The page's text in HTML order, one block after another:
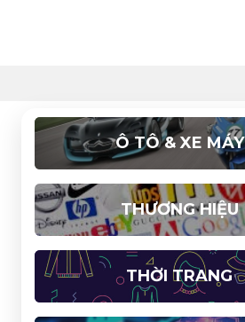
Ô TÔ & XE MÁY
THƯƠNG HIỆU
THỜI TRANG